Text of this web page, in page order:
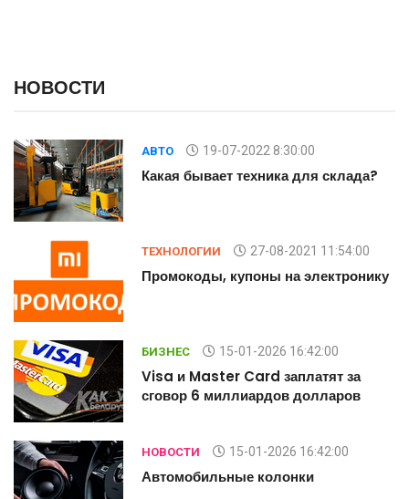
НОВОСТИ
АВТО 19-07-2022 8:30:00
Какая бывает техника для склада?
ТЕХНОЛОГИИ 27-08-2021 11:54:00
Промокоды, купоны на электронику
БИЗНЕС 15-01-2026 16:42:00
Visa и Master Card заплатят за
сговор 6 миллиардов долларов
НОВОСТИ 15-01-2026 16:42:00
Автомобильные колонки